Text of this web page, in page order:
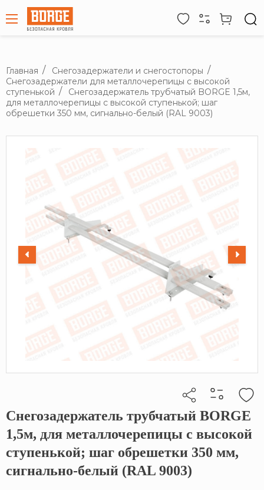
Главная
Снегозадержатели и снегостопоры
Снегозадержатели для металлочерепицы с высокой
ступенькой
Снегозадержатель трубчатый BORGE 1,5м,
для металлочерепицы с высокой ступенькой; шаг
обрешетки 350 мм, сигнально-белый (RAL 9003)
Кликните, чтобы скопировать прямую ссылку
Снегозадержатель трубчатый BORGE
1,5м, для металлочерепицы с высокой
ступенькой; шаг обрешетки 350 мм,
сигнально-белый (RAL 9003)